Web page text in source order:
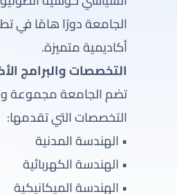
الجامعة دورًا هامًا في
أكاديمية متميزة.
التخصصات والبرامج
تضم الجامعة مجموعة
التخصصات التي تقدمها:
• الهندسة المدنية
• الهندسة الكهربائية
• الهندسة الميكانيكية